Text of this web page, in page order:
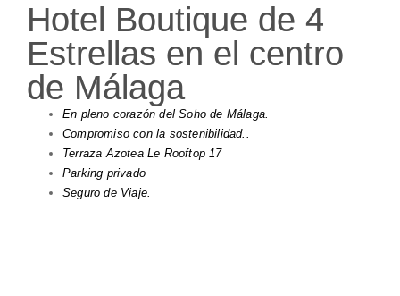
Hotel Boutique de 4
Estrellas en el centro
de Málaga
En pleno corazón del Soho de Málaga.
Compromiso con la sostenibilidad..
Terraza Azotea Le Rooftop 17
Parking privado
Seguro de Viaje.